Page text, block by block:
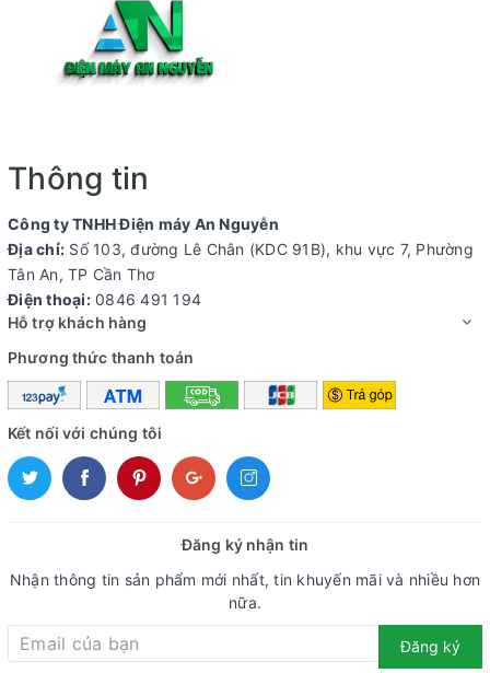
Thông tin
Công ty TNHH Điện máy An Nguyễn
Địa chỉ: Số 103, đường Lê Chân (KDC 91B), khu vực 7, Phường
Tân An, TP Cần Thơ
Điện thoại:0846 491 194
Hỗ trợ khách hàng
Phương thức thanh toán
Kết nối với chúng tôi
Đăng ký nhận tin
Nhận thông tin sản phẩm mới nhất, tin khuyến mãi và nhiều hơn
nữa.
Đăng ký